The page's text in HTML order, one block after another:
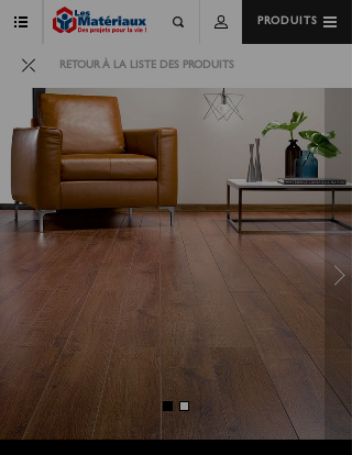
PRODUITS
RETOUR À LA LISTE DES PRODUITS